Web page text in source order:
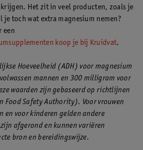
Het zit in veel producten, zoals je
je toch wat extra magnesium nemen?
een
koop je bij Kruidvat.
Hoeveelheid (ADH) voor magnesium
mannen en 300 milligram voor
waarden zijn gebaseerd op richtlijnen
Food Safety Authority). Voor vrouwen
en voor kinderen gelden andere
afgerond en kunnen variëren
bron en bereidingswijze.